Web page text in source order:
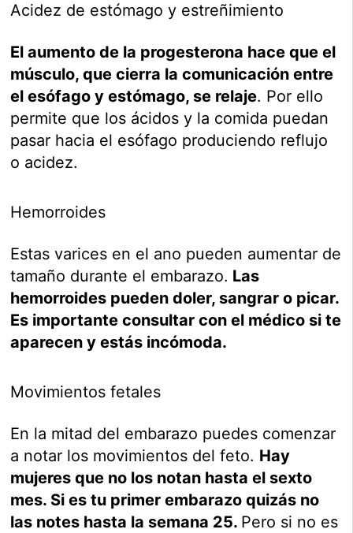
Acidez de estómago y estreñimiento
El aumento de la progesterona hace que el
músculo, que cierra la comunicación entre
el esófago y estómago, se relaje. Por ello
permite que los ácidos y la comida puedan
pasar hacia el esófago produciendo reflujo
o acidez.
Hemorroides
Estas varices en el ano pueden aumentar de
tamaño durante el embarazo. Las
hemorroides pueden doler, sangrar o picar.
Es importante consultar con el médico si te
aparecen y estás incómoda.
Movimientos fetales
En la mitad del embarazo puedes comenzar
a notar los movimientos del feto. Hay
mujeres que no los notan hasta el sexto
mes. Si es tu primer embarazo quizás no
las notes hasta la semana 25. Pero si no es